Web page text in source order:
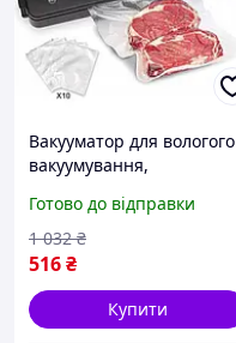
Вакууматор для вологого
вакуумування,
Вакуумний пакувальник
для їжі, Вакууматори для
дому, RYH
Готово до відправки
516₴
1 032 ₴
Купити